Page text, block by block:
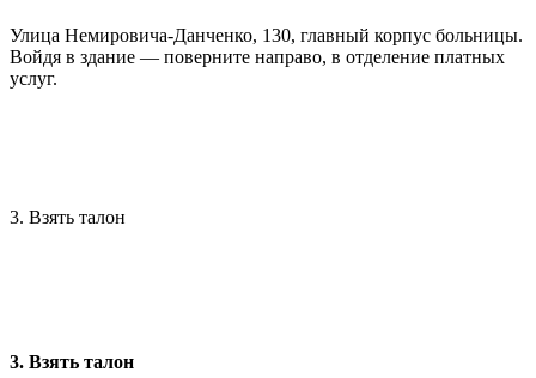
Улица Немировича-Данченко, 130, главный корпус больницы.
Войдя в здание — поверните направо, в отделение платных
услуг.
3. Взять талон
3. Взять талон